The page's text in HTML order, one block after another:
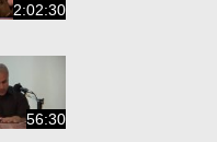
2:02:30
56:30